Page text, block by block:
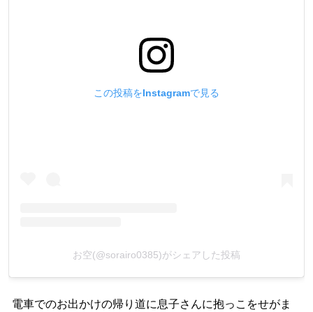
この投稿をInstagramで見る
お空(@sorairo0385)がシェアした投稿
電車でのお出かけの帰り道に息子さんに抱っこをせがま